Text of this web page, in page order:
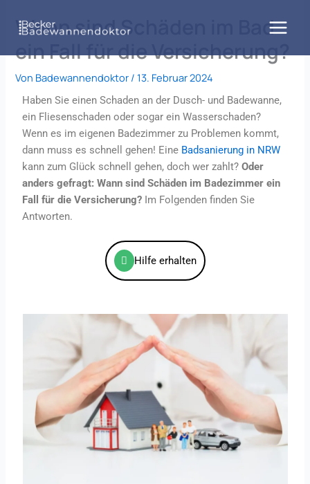
InhaltWann sind Schäden im Bad
ein Fall für die Versicherung?
Von Badewannendoktor /13. Februar 2024
Haben Sie einen Schaden an der Dusch- und Badewanne,
ein Fliesenschaden oder sogar ein Wasserschaden?
Wenn es im eigenen Badezimmer zu Problemen kommt,
dann muss es schnell gehen! Eine Badsanierung in NRW
kann zum Glück schnell gehen, doch wer zahlt?Oder
anders gefragt: Wann sind Schäden im Badezimmer ein
Fall für die Versicherung? Im Folgenden finden Sie
Antworten.
Hilfe erhalten